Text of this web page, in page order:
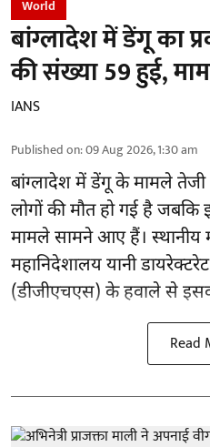
World
बांग्लादेश में डेंगू का
की संख्या 59 हुई,
IANS
Published on:09 Aug 2026, 1:30 am
बांग्लादेश में डेंगू के मामले
लोगों की मौत हो गई है
मामले सामने आए हैं। स्थानीय
महानिदेशालय यानी
(डीजीएचएस) के हवाले से
Read